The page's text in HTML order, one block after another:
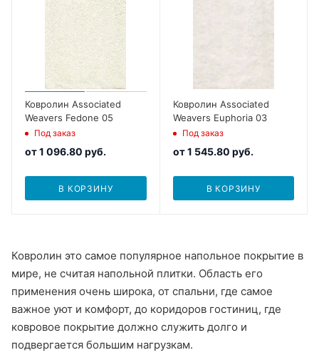
Ковролин Associated
Weavers Fedone 05
Под заказ
от1 096.80 руб.
В КОРЗИНУ
Ковролин Associated
Weavers Euphoria 03
Под заказ
от1 545.80 руб.
В КОРЗИНУ
Ковролин это самое популярное напольное покрытие в
мире, не считая напольной плитки. Область его
применения очень широка, от спальни, где самое
важное уют и комфорт, до коридоров гостиниц, где
ковровое покрытие должно служить долго и
подвергается большим нагрузкам.